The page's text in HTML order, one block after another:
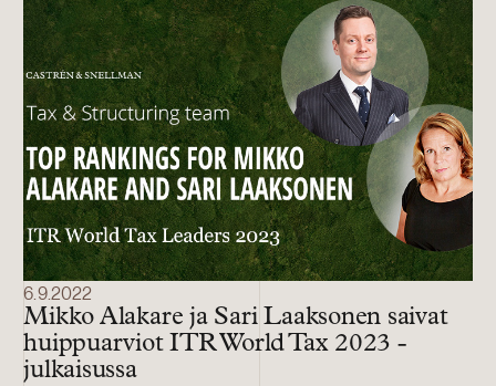
6.9.2022
Mikko Alakare ja Sari Laaksonen saivat
huippuarviot ITR World Tax 2023 -
julkaisussa